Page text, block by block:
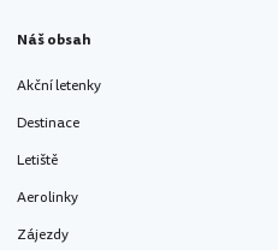
Náš obsah
Akční letenky
Destinace
Letiště
Aerolinky
Zájezdy